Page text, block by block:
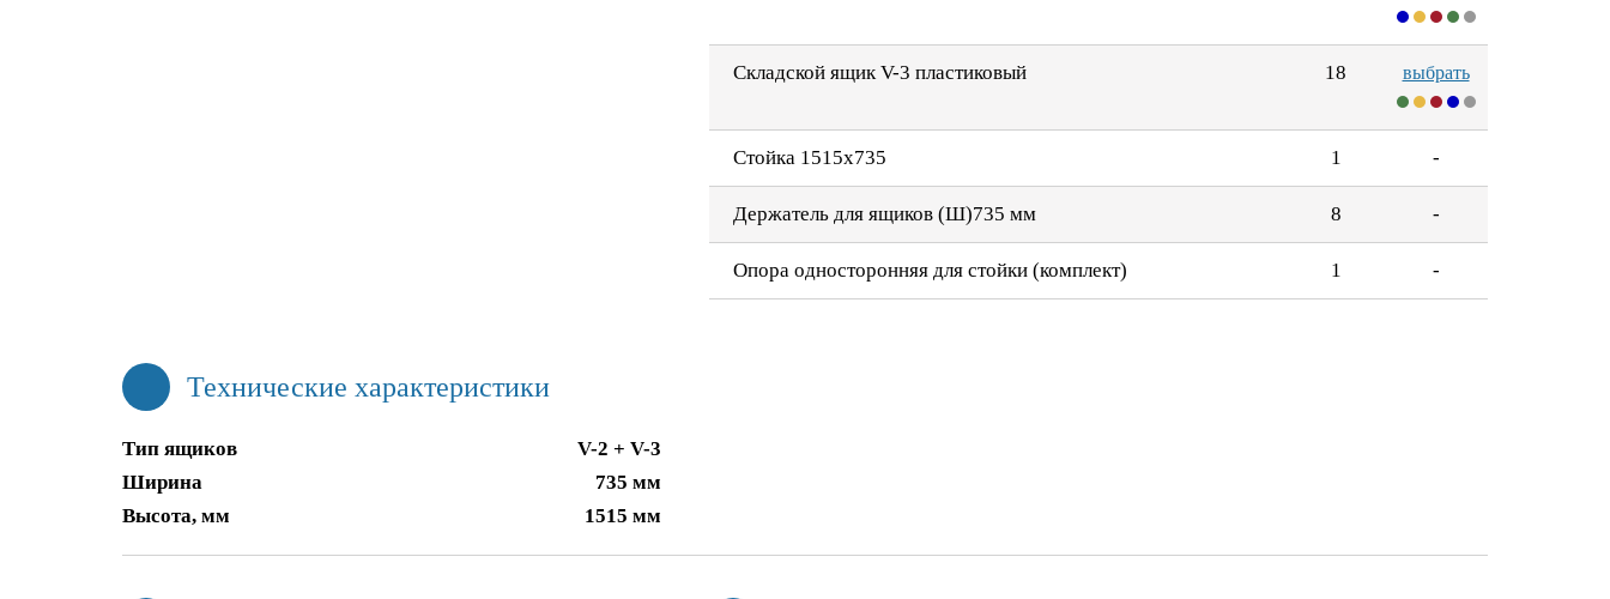
Складской ящик V-3 пластиковый 18 выбрать
Стойка 1515х735 1 -
Держатель для ящиков (Ш)735 мм 8 -
Опора односторонняя для стойки (комплект) 1 -
Технические характеристики
Тип ящиков
V-2 + V-3
Ширина
735 мм
Высота, мм
1515 мм